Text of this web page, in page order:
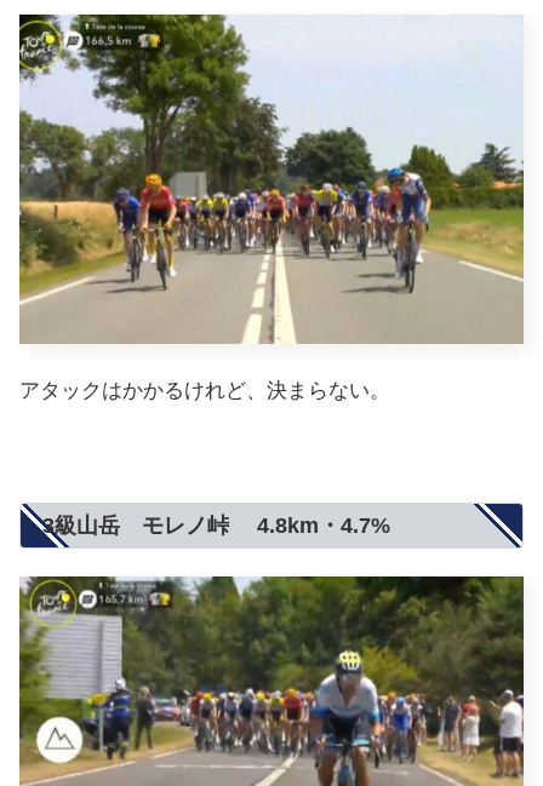
アタックはかかるけれど、決まらない。
3級山岳 モレノ峠 4.8km・4.7%